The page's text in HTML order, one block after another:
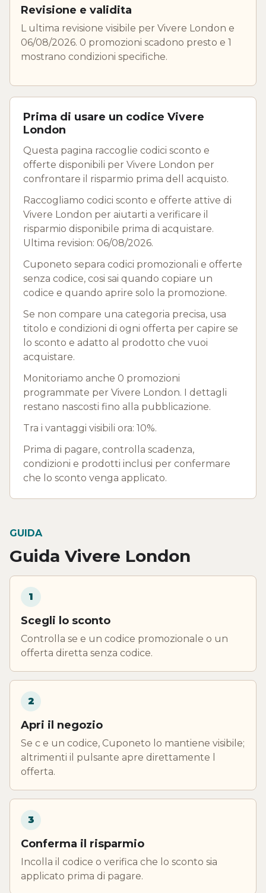
Revisione e validita
L ultima revisione visibile per Vivere London e
06/08/2026. 0 promozioni scadono presto e 1
mostrano condizioni specifiche.
Prima di usare un codice Vivere
London
Questa pagina raccoglie codici sconto e
offerte disponibili per Vivere London per
confrontare il risparmio prima dell acquisto.
Raccogliamo codici sconto e offerte attive di
Vivere London per aiutarti a verificare il
risparmio disponibile prima di acquistare.
Ultima revision: 06/08/2026.
Cuponeto separa codici promozionali e offerte
senza codice, cosi sai quando copiare un
codice e quando aprire solo la promozione.
Se non compare una categoria precisa, usa
titolo e condizioni di ogni offerta per capire se
lo sconto e adatto al prodotto che vuoi
acquistare.
Monitoriamo anche 0 promozioni
programmate per Vivere London. I dettagli
restano nascosti fino alla pubblicazione.
Tra i vantaggi visibili ora: 10%.
Prima di pagare, controlla scadenza,
condizioni e prodotti inclusi per confermare
che lo sconto venga applicato.
GUIDA
Guida Vivere London
1
Scegli lo sconto
Controlla se e un codice promozionale o un
offerta diretta senza codice.
2
Apri il negozio
Se c e un codice, Cuponeto lo mantiene visibile;
altrimenti il pulsante apre direttamente l
offerta.
3
Conferma il risparmio
Incolla il codice o verifica che lo sconto sia
applicato prima di pagare.